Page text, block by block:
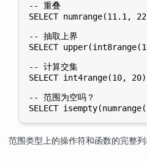
-- 重叠
SELECT numrange(11.1,
-- 抽取上界
SELECT
-- 计算交集
SELECT int4range(10,
-- 范围为空吗？
范围类型上的操作符和函数的完整